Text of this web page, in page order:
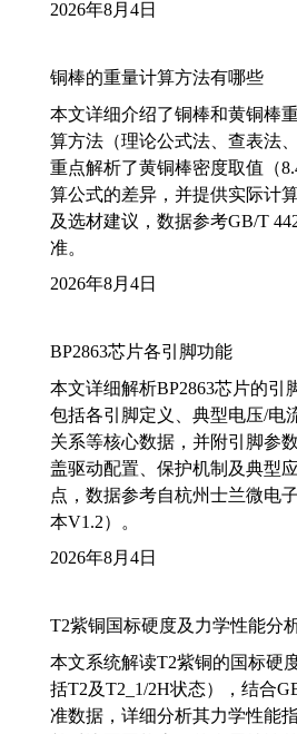
2026年8月4日
铜棒的重量计算方法有哪些
本文详细介绍了铜棒和黄铜棒
算方法（理论公式法、查表法
重点解析了黄铜棒密度取值（
算公式的差异，并提供实际计
及选材建议，数据参考GB/T
准。
2026年8月4日
BP2863芯片各引脚功能
本文详细解析BP2863芯片的引
包括各引脚定义、典型电压/电
关系等核心数据，并附引脚参
盖驱动配置、保护机制及典型
点，数据参考自杭州士兰微电
本V1.2）。
2026年8月4日
T2紫铜国标硬度及力学性能分
本文系统解读T2紫铜的国标硬
括T2及T2_1/2H状态），结合
准数据，详细分析其力学性能